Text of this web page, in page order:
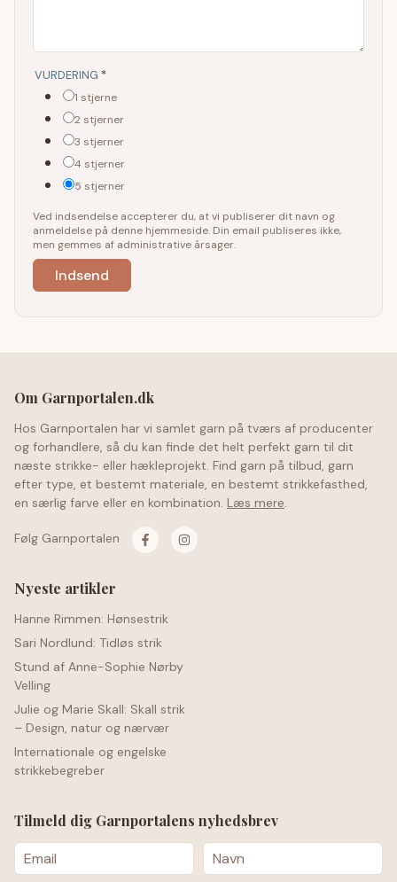
VURDERING *
1 stjerne
2 stjerner
3 stjerner
4 stjerner
5 stjerner
Ved indsendelse accepterer du, at vi publiserer dit navn og
anmeldelse på denne hjemmeside. Din email publiseres ikke,
men gemmes af administrative årsager.
Om Garnportalen.dk
Hos Garnportalen har vi samlet garn på tværs af producenter
og forhandlere, så du kan finde det helt perfekt garn til dit
næste strikke- eller hækleprojekt. Find garn på tilbud, garn
efter type, et bestemt materiale, en bestemt strikkefasthed,
en særlig farve eller en kombination. Læs mere.
Følg Garnportalen
Nyeste artikler
Hanne Rimmen: Hønsestrik
Sari Nordlund: Tidløs strik
Stund af Anne-Sophie Nørby
Velling
Julie og Marie Skall: Skall strik
– Design, natur og nærvær
Internationale og engelske
strikkebegreber
Tilmeld dig Garnportalens nyhedsbrev